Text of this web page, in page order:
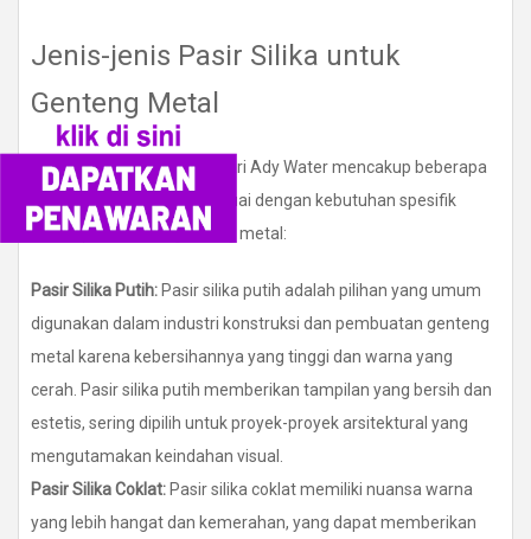
Jenis-jenis Pasir Silika untuk
Genteng Metal
Pasir silika yang tersedia dari Ady Water mencakup beberapa
jenis yang dapat dipilih sesuai dengan kebutuhan spesifik
dalam pembuatan genteng metal:
Pasir Silika Putih: Pasir silika putih adalah pilihan yang umum
digunakan dalam industri konstruksi dan pembuatan genteng
metal karena kebersihannya yang tinggi dan warna yang
cerah. Pasir silika putih memberikan tampilan yang bersih dan
estetis, sering dipilih untuk proyek-proyek arsitektural yang
mengutamakan keindahan visual.
Pasir Silika Coklat: Pasir silika coklat memiliki nuansa warna
yang lebih hangat dan kemerahan, yang dapat memberikan